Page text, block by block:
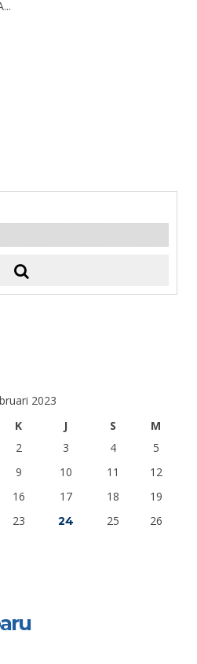
2023
K J S
M
2 3 4
5
9 10 11
12
16 17 18
19
23 24 25
26